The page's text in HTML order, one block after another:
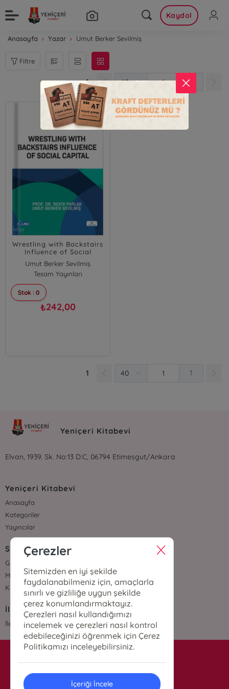
Kaydol
Anasayfa Yazar Umut Berker Sevilmiş
Filtre
1
Wrestling with Backstairs
Influence of Social
Capital
Umut Berker Sevilmiş
Bekir Parlak
Tesam Yayınları
Stok : 0
₺242,00
1 1
Yeniçeri Kitabevi
Elvan, 1939. Sk. No:13 D:C, 06794 Etimesgut/Ankara
Yeniçeri Kitabevi
Anasayfa
Kategoriler
Yayıncılar
Sözleşmeler
Gizlilik Sözleşmesi
Mesafeli Satış Sözleşmesi
Kullanıcı Sözleşmesi
İletişim
İletişim
info@yenicerikitabevi.com
Çerezler
Sitemizden en iyi şekilde
faydalanabilmeniz için, amaçlarla
sınırlı ve gizliliğe uygun şekilde
çerez konumlandırmaktayız.
Çerezleri nasıl kullandığımızı
incelemek ve çerezleri nasıl kontrol
edebileceğinizi öğrenmek için Çerez
Politikamızı inceleyebilirsiniz.
İçeriği İncele